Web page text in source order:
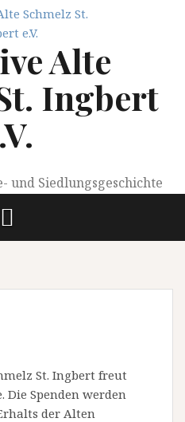
Alte
Ingbert
und Siedlungsgeschichte
St. Ingbert freut
Die Spenden werden
der Alten